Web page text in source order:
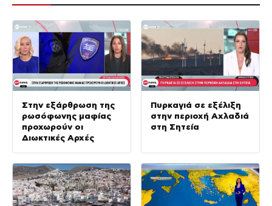
Στην εξάρθρωση της
ρωσόφωνης μαφίας
προχωρούν οι
Διωκτικές Αρχές
Πυρκαγιά σε εξέλιξη
στην περιοχή Αχλαδιά
στη Σητεία